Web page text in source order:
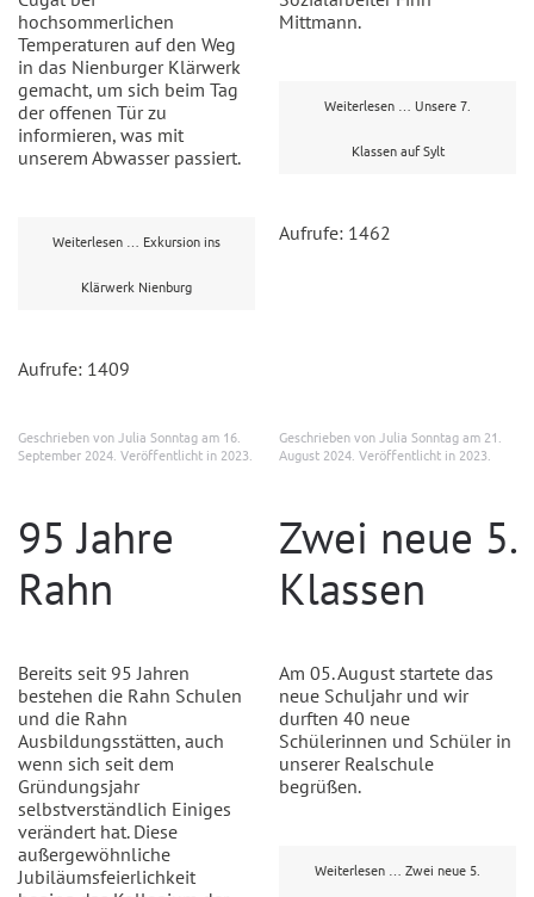
hochsommerlichen
Temperaturen auf den Weg
in das Nienburger Klärwerk
gemacht, um sich beim Tag
der offenen Tür zu
informieren, was mit
unserem Abwasser passiert.
Weiterlesen … Exkursion ins
Klärwerk Nienburg
Aufrufe: 1409
Mittmann.
Weiterlesen … Unsere 7.
Klassen auf Sylt
Aufrufe: 1462
Geschrieben von Julia Sonntag am 16.
September 2024 . Veröffentlicht in 2023
95 Jahre
Rahn
Bereits seit 95 Jahren
bestehen die Rahn Schulen
und die Rahn
Ausbildungsstätten, auch
wenn sich seit dem
Gründungsjahr
selbstverständlich Einiges
verändert hat. Diese
außergewöhnliche
Jubiläumsfeierlichkeit
Geschrieben von Julia Sonntag am 21.
August 2024 . Veröffentlicht in 2023
Zwei neue 5.
Klassen
Am 05. August startete das
neue Schuljahr und wir
durften 40 neue
Schülerinnen und Schüler in
unserer Realschule
begrüßen.
Weiterlesen … Zwei neue 5.